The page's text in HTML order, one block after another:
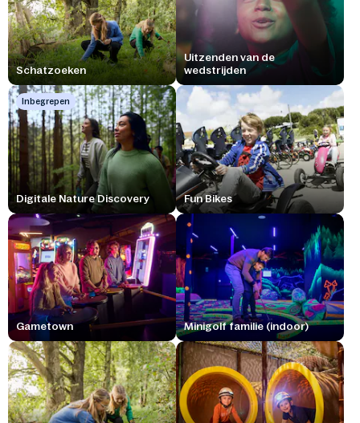
Schatzoeken
Uitzenden van de
wedstrijden
Inbegrepen
Digitale Nature Discovery Fun Bikes
Gametown Minigolf familie (indoor)